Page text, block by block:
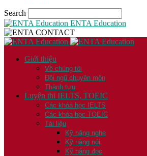
Search
ENTA Education
Giới thiệu
Về chúng tôi
Đội ngũ chuyên môn
Thành tựu
Luyện thi IELTS, TOEIC
Các khóa học IELTS
Các khóa học TOEIC
Tài liệu
Kỹ năng nghe
Kỹ năng nói
Kỹ năng đọc